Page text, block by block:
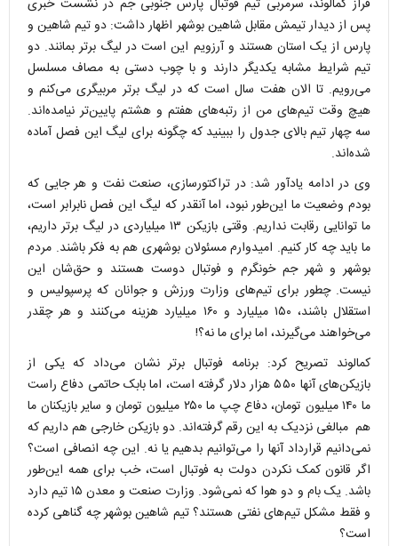
فراز کمالوند، سرمربی تیم فوتبال پارس جنوبی جم در نشست خبری
پس از دیدار تیمش مقابل شاهین بوشهر اظهار داشت: دو تیم شاهین و
پارس از یک استان هستند و آرزویم این است در لیگ برتر بمانند. دو
تیم شرایط مشابه یکدیگر دارند و با چوب دستی به مصاف مسلسل
می‌رویم. تا الان هفت سال است که در لیگ برتر مربیگری می‌کنم و
هیچ وقت تیم‌های من از رتبه‌های هفتم و هشتم پایین‌تر نیامده‌اند.
سه چهار تیم بالای جدول را ببینید که چگونه برای لیگ این فصل آماده
شده‌اند.
وی در ادامه یادآور شد: در تراکتورسازی، صنعت نفت و هر جایی که
بودم وضعیت ما این‌طور نبود، اما آنقدر که لیگ این فصل نابرابر است،
ما توانایی رقابت نداریم. وقتی بازیکن ۱۳ میلیاردی در لیگ برتر داریم،
ما باید چه کار کنیم. امیدوارم مسئولان بوشهری هم به فکر باشند. مردم
بوشهر و شهر جم خونگرم و فوتبال دوست هستند و حق‌شان این
نیست. چطور برای تیم‌های وزارت ورزش و جوانان که پرسپولیس و
استقلال باشند، ۱۵۰ میلیارد و ۱۶۰ میلیارد هزینه می‌کنند و هر چقدر
می‌خواهند می‌گیرند، اما برای ما نه؟!
کمالوند تصریح کرد: برنامه فوتبال برتر نشان می‌داد که یکی از
بازیکن‌های آنها ۵۵۰ هزار دلار گرفته است، اما بابک حاتمی دفاع راست
ما ۱۴۰ میلیون تومان، دفاع چپ ما ۲۵۰ میلیون تومان و سایر بازیکنان ما
هم مبالغی نزدیک به این رقم گرفته‌اند. دو بازیکن خارجی هم داریم که
نمی‌دانیم قرارداد آنها را می‌توانیم بدهیم یا نه. این چه انصافی است؟
اگر قانون کمک نکردن دولت به فوتبال است، خب برای همه این‌طور
باشد. یک بام و دو هوا که نمی‌شود. وزارت صنعت و معدن ۱۵ تیم دارد
و فقط مشکل تیم‌های نفتی هستند؟ تیم شاهین بوشهر چه گناهی کرده
است؟